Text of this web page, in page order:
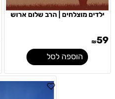
ילדים מוצלחים | הרב שלום ארוש
₪59
הוספה לסל